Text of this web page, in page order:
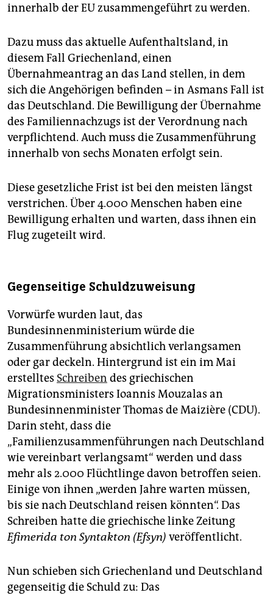
innerhalb der EU zusammengeführt zu werden.
Dazu muss das aktuelle Aufenthaltsland, in
diesem Fall Griechenland, einen
Übernahmeantrag an das Land stellen, in dem
sich die Angehörigen befinden – in Asmans Fall ist
das Deutschland. Die Bewilligung der Übernahme
des Familiennachzugs ist der Verordnung nach
verpflichtend. Auch muss die Zusammenführung
innerhalb von sechs Monaten erfolgt sein.
Diese gesetzliche Frist ist bei den meisten längst
verstrichen. Über 4.000 Menschen haben eine
Bewilligung erhalten und warten, dass ihnen ein
Flug zugeteilt wird.
Gegenseitige Schuldzuweisung
Vorwürfe wurden laut, das
Bundesinnenministerium würde die
Zusammenführung absichtlich verlangsamen
oder gar deckeln. Hintergrund ist ein im Mai
erstelltes Schreiben des griechischen
Migrationsministers Ioannis Mouzalas an
Bundesinnenminister Thomas de Maizière (CDU).
Darin steht, dass die
„Familienzusammenführungen nach Deutschland
wie vereinbart verlangsamt“ werden und dass
mehr als 2.000 Flüchtlinge davon betroffen seien.
Einige von ihnen „werden Jahre warten müssen,
bis sie nach Deutschland reisen könnten“. Das
Schreiben hatte die griechische linke Zeitung
Efimerida ton Syntakton (Efsyn) veröffentlicht.
Nun schieben sich Griechenland und Deutschland
gegenseitig die Schuld zu: Das